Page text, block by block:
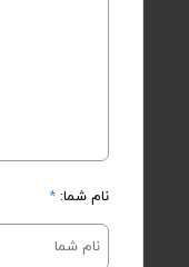
نام شما: *